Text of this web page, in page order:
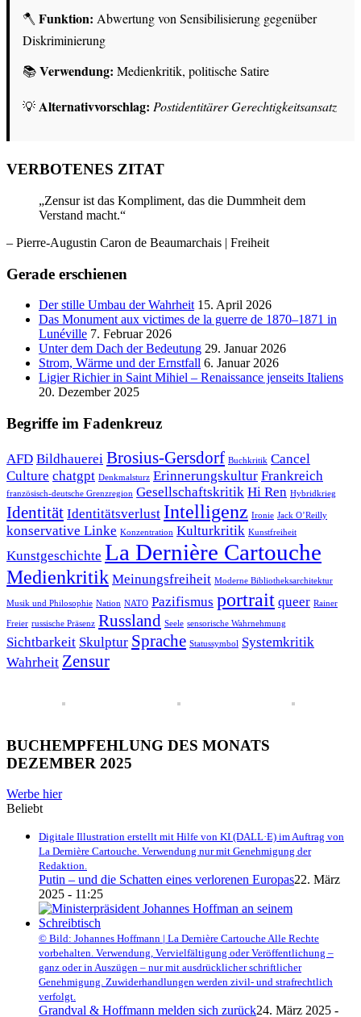
🪓 Funktion: Abwertung von Sensibilisierung gegenüber
Diskriminierung
📚Verwendung: Medienkritik, politische Satire
💡Alternativvorschlag: Postidentitärer Gerechtigkeitsansatz
VERBOTENES ZITAT
„Zensur ist das Kompliment, das die Dummheit dem
Verstand macht.“
– Pierre-Augustin Caron de Beaumarchais | Freiheit
Gerade erschienen
Der stille Umbau der Wahrheit 15. April 2026
Das Monument aux victimes de la guerre de 1870–1871 in
Lunéville 7. Februar 2026
Unter dem Dach der Bedeutung 29. Januar 2026
Strom, Wärme und der Ernstfall 6. Januar 2026
Ligier Richier in Saint Mihiel – Renaissance jenseits Italiens
20. Dezember 2025
Begriffe im Fadenkreuz
AFD Bildhauerei Brosius-Gersdorf Buchkritik Cancel
Culture chatgpt Denkmalsturz Erinnerungskultur Frankreich
französisch-deutsche Grenzregion Gesellschaftskritik Hi Ren Hybridkrieg
Identität Identitätsverlust Intelligenz Ironie Jack O’Reilly
konservative Linke Konzentration Kulturkritik Kunstfreiheit
Kunstgeschichte La Dernière Cartouche
Medienkritik Meinungsfreiheit Moderne Bibliotheksarchitektur
Musik und Philosophie Nation NATO Pazifismus portrait queer Rainer
Freier russische Präsenz Russland Seele sensorische Wahrnehmung
Sichtbarkeit Skulptur Sprache Statussymbol
Systemkritik
Wahrheit Zensur
BUCHEMPFEHLUNG DES MONATS
DEZEMBER 2025
Werbe hier
Beliebt
Digitale Illustration erstellt mit Hilfe von KI (DALL·E) im Auftrag von
La Dernière Cartouche. Verwendung nur mit Genehmigung der
Redaktion.
Putin – und die Schatten eines verlorenen Europas22. März
2025 - 11:25
© Bild: Johannes Hoffmann | La Dernière Cartouche Alle Rechte
vorbehalten. Verwendung, Vervielfältigung oder Veröffentlichung –
ganz oder in Auszügen – nur mit ausdrücklicher schriftlicher
Genehmigung. Zuwiderhandlungen werden zivil- und strafrechtlich
verfolgt.
Grandval & Hoffmann melden sich zurück24. März 2025 -